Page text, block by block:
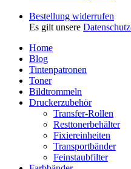
Bestellung widerrufen
Es gilt unsere
Home
Blog
Tintenpatronen
Toner
Bildtrommeln
Druckerzubehör
Transfer-Rollen
Resttonerbehälter
Fixiereinheiten
Transportbänder
Feinstaubfilter